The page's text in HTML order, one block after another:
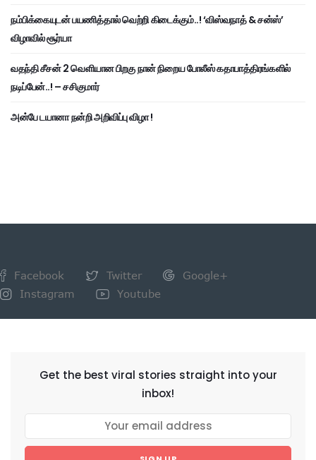
நம்பிக்கையுடன் பயணித்தால் வெற்றி கிடைக்கும்..! ‘விஸ்வநாத் & சன்ஸ்’
விழாவில் சூர்யா
வதந்தி சீசன் 2 வெளியான பிறகு நான் நிறைய போலீஸ் கதாபாத்திரங்களில்
நடிப்பேன்..! – சசிகுமார்
அன்பே டயானா நன்றி அறிவிப்பு விழா !
Facebook Twitter
Google+
Instagram
Youtube
Get the best viral stories straight into your
inbox!